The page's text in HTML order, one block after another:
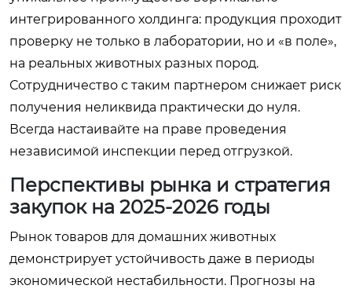
интегрированного холдинга: продукция проходит
проверку не только в лаборатории, но и «в поле»,
на реальных животных разных пород.
Сотрудничество с таким партнером снижает риск
получения неликвида практически до нуля.
Всегда настаивайте на праве проведения
независимой инспекции перед отгрузкой.
Перспективы рынка и стратегия
закупок на 2025-2026 годы
Рынок товаров для домашних животных
демонстрирует устойчивость даже в периоды
экономической нестабильности. Прогнозы на